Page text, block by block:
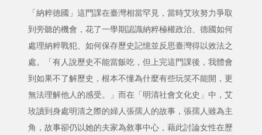
「納粹德國」這門課在臺灣相當罕見，當時艾玫努力爭取
到旁聽的機會，花了一學期認識納粹極權政治、德國如何
處理納粹戰犯、如何保存歷史記憶並反思臺灣得以效法之
處。「有人說歷史不能當飯吃，但上完這門課後，我體會
到如果不了解歷史，根本不懂為什麼有些玩笑不能開，更
無法理解他人的感受。」而在「明清社會文化史」中，艾
玫讀到身處明清之際的婦人張孺人的故事，張孺人雖為主
角，故事卻仍以她的夫家為敘事中心，藉此討論女性在歷